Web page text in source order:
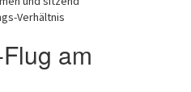
Verhältnis
am